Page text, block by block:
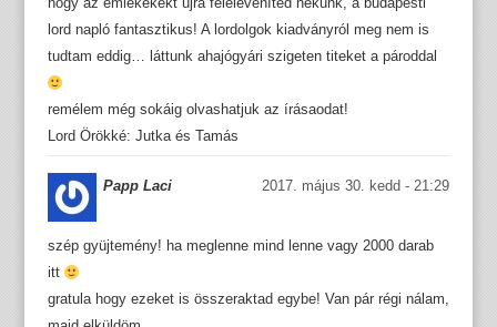
lord napló fantasztikus! A lordolgok kiadványról meg nem is
tudtam eddig… láttunk ahajógyári szigeten titeket a pároddal
remélem még sokáig olvashatjuk az írásaodat!
Lord Örökké: Jutka és Tamás
Papp Laci 2017. május 30. kedd - 21:29
szép gyüjtemény! ha meglenne mind lenne vagy 2000 darab
itt
gratula hogy ezeket is összeraktad egybe! Van pár régi nálam,